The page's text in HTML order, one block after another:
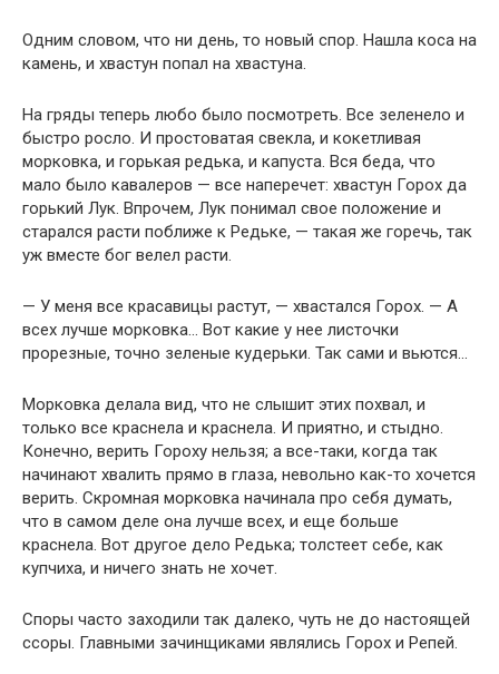
Одним словом, что ни день, то новый спор. Нашла коса на
камень, и хвастун попал на хвастуна.
На гряды теперь любо было посмотреть. Все зеленело и
быстро росло. И простоватая свекла, и кокетливая
морковка, и горькая редька, и капуста. Вся беда, что
мало было кавалеров — все наперечет: хвастун Горох да
горький Лук. Впрочем, Лук понимал свое положение и
старался расти поближе к Редьке, — такая же горечь, так
уж вместе бог велел расти.
— У меня все красавицы растут, — хвастался Горох. — А
всех лучше морковка… Вот какие у нее листочки
прорезные, точно зеленые кудерьки. Так сами и вьются…
Морковка делала вид, что не слышит этих похвал, и
только все краснела и краснела. И приятно, и стыдно.
Конечно, верить Гороху нельзя; а все-таки, когда так
начинают хвалить прямо в глаза, невольно как-то хочется
верить. Скромная морковка начинала про себя думать,
что в самом деле она лучше всех, и еще больше
краснела. Вот другое дело Редька; толстеет себе, как
купчиха, и ничего знать не хочет.
Споры часто заходили так далеко, чуть не до настоящей
ссоры. Главными зачинщиками являлись Горох и Репей.